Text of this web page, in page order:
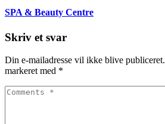
SPA & Beauty Centre
Skriv et svar
Din e-mailadresse vil ikke blive publiceret.
markeret med *